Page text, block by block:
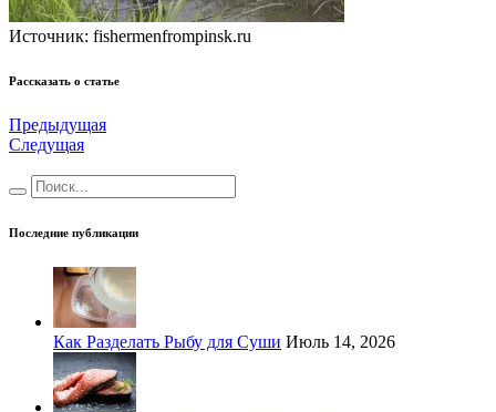
Источник: fishermenfrompinsk.ru
Рассказать о статье
Предыдущая
Следущая
Последние публикации
Как Разделать Рыбу для Суши Июль 14, 2026